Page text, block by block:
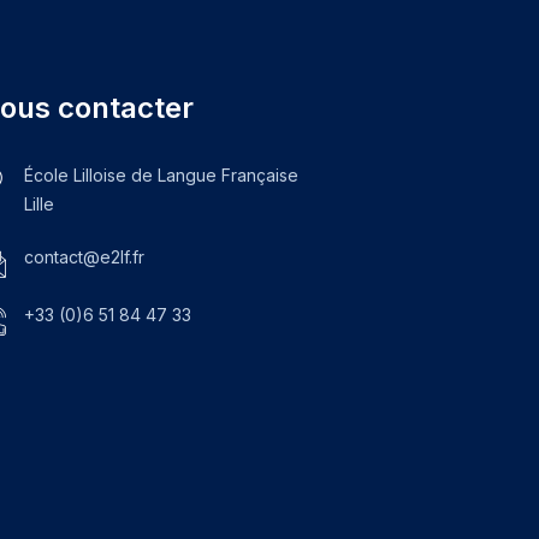
contacter
École Lilloise de Langue Française
Lille
contact@e2lf.fr
+33 (0)6 51 84 47 33